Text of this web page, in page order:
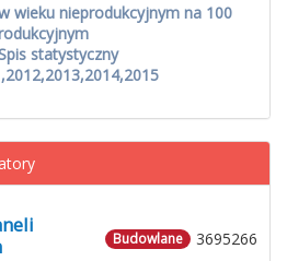
wieku nieprodukcyjnym na 100
statystyczny
3695266
Budowlane